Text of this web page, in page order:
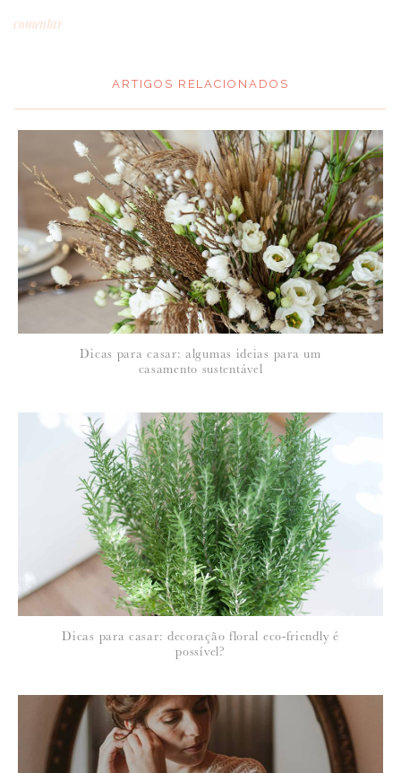
comentar
NOME*:
Para saber como tratamos e protegemos os seus dados, leia a nossa
política de privacidade
ARTIGOS RELACIONADOS
Dicas para casar: algumas ideias para um
casamento sustentável
Dicas para casar: decoração floral eco-friendly é
possível?